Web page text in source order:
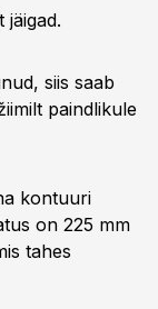
jäigad.
siis saab
paindlikule
kontuuri
on 225 mm
tahes